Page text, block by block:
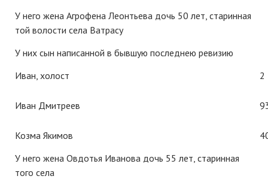
У него жена Агрофена Леонтьева дочь 50 лет, старинная
той волости села Ватрасу
У них сын написанной в бывшую последнею ревизию
Иван, холост
2
Иван Дмитреев
Козма Якимов
У него жена Овдотья Иванова дочь 55 лет, старинная
того села